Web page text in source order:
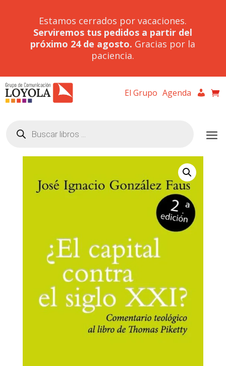
Estamos cerrados por vacaciones.
Serviremos tus pedidos a partir del
próximo 24 de agosto. Gracias por la
paciencia.
El Grupo Agenda
productos